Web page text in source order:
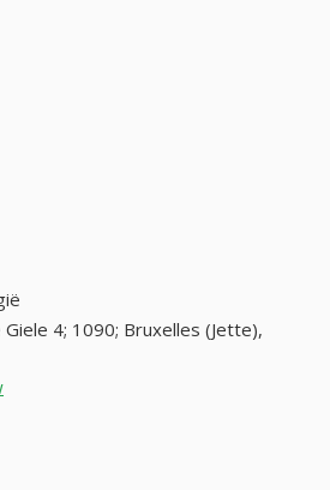
Giele 4; 1090; Bruxelles (Jette),